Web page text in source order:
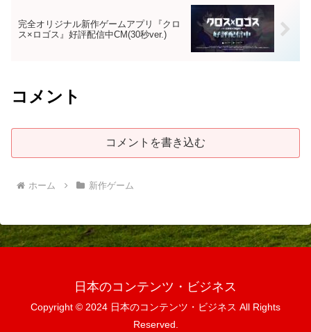
完全オリジナル新作ゲームアプリ『クロ
ス×ロゴス』好評配信中CM(30秒ver.)
コメント
コメントを書き込む
ホーム 新作ゲーム
日本のコンテンツ・ビジネス
Copyright © 2024 日本のコンテンツ・ビジネス All Rights
Reserved.